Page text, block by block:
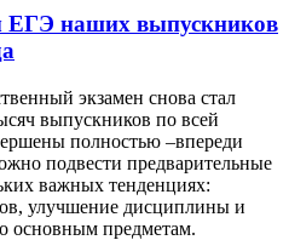
ЕГЭ наших выпускников
экзамен снова стал
выпускников по всей
полностью –впереди
подвести предварительные
важных тенденциях:
улучшение дисциплины и
основным предметам.